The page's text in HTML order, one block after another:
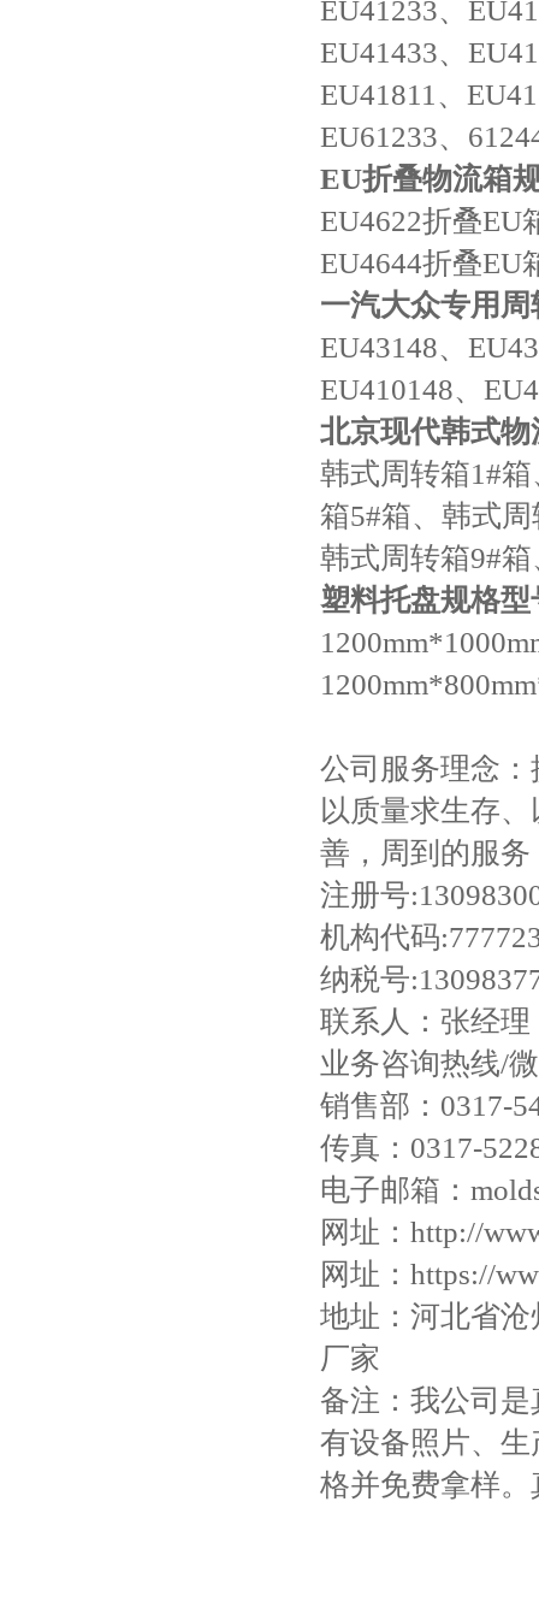
EU41233、
EU41433、
EU41811、
EU61233、
EU折叠物流箱
EU4622折叠EU
EU4644折叠EU
一汽大众专用
EU43148、
EU410148、
北京现代韩式
韩式周转箱1#
箱5#箱、韩式
韩式周转箱9#
塑料托盘规格型
公司服务理念
以质量求生存
善，周到的服
注册号
机构代码
纳税号
联系人：张经理
业务咨询热线/
销售部： 0317-
传真： 0317-
电子邮箱：
网址： http://
网址： https://
地址：河北省
厂家
备注：我公司是
有设备照片、
格并免费拿样